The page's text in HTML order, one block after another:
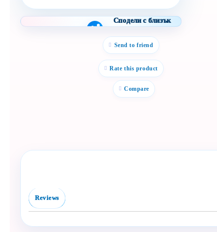
Сподели с близък
бебе? Изпрати го бързо.
Facebook Viber
WhatsApp
Копирай линк
Send to friend
Rate this product
Compare
Reviews